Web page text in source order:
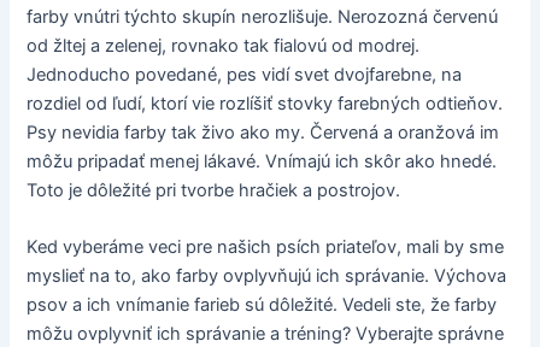
farby vnútri týchto skupín nerozlišuje. Nerozozná červenú
od žltej a zelenej, rovnako tak fialovú od modrej.
Jednoducho povedané, pes vidí svet dvojfarebne, na
rozdiel od ľudí, ktorí vie rozlíšiť stovky farebných odtieňov.
Psy nevidia farby tak živo ako my. Červená a oranžová im
môžu pripadať menej lákavé. Vnímajú ich skôr ako hnedé.
Toto je dôležité pri tvorbe hračiek a postrojov.
Ked vyberáme veci pre našich psích priateľov, mali by sme
myslieť na to, ako farby ovplyvňujú ich správanie. Výchova
psov a ich vnímanie farieb sú dôležité. Vedeli ste, že farby
môžu ovplyvniť ich správanie a tréning? Vyberajte správne